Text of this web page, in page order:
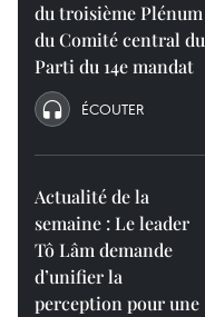
du troisième Plénum
du Comité central du
Parti du 14e mandat
ÉCOUTER
Actualité de la
semaine : Le leader
Tô Lâm demande
d’unifier la
perception pour une